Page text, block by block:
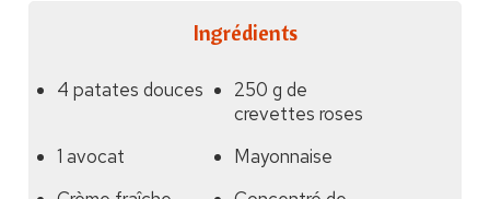
Ingrédients
4 patates douces
250 g de
crevettes roses
1 avocat
Mayonnaise